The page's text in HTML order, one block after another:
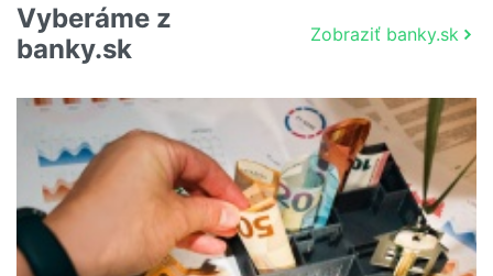
Vyberáme z
banky.sk
Zobraziť banky.sk